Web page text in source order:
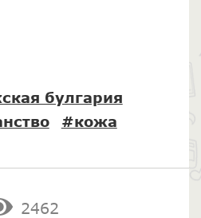
булгария
#кожа
2462